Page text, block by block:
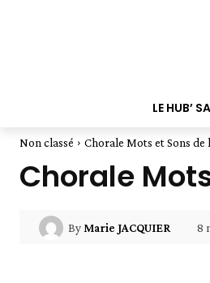
LE HUB’
Non classé Chorale Mots et Sons de
Chorale
By Marie JACQUIER 8